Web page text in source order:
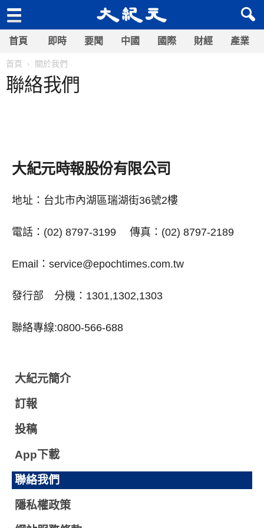
首頁 即時 要聞 中國 國際 財經 產業
首頁 關於我們
聯絡我們
大紀元時報股份有限公司
地址：台北市內湖區瑞湖街36號2樓
電話：(02) 8797-3199 傳真：(02) 8797-2189
Email： service@epochtimes.com.tw
發行部 分機：1301,1302,1303
聯絡專線:0800-566-688
大紀元簡介
訂報
投稿
App下載
聯絡我們
隱私權政策